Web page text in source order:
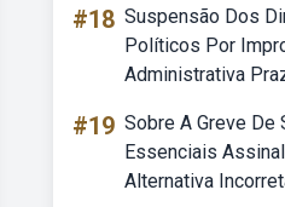
#18 Suspensão Dos
Políticos Por
Administrativa
#19 Sobre A Greve De
Essenciais
Alternativa